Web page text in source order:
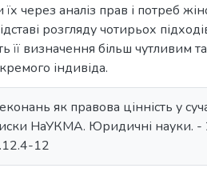
через аналіз прав і потреб
розгляду чотирьох
її визначення більш чутливим
індивіда.
як правова цінність у
НаУКМА. Юридичні науки.
12